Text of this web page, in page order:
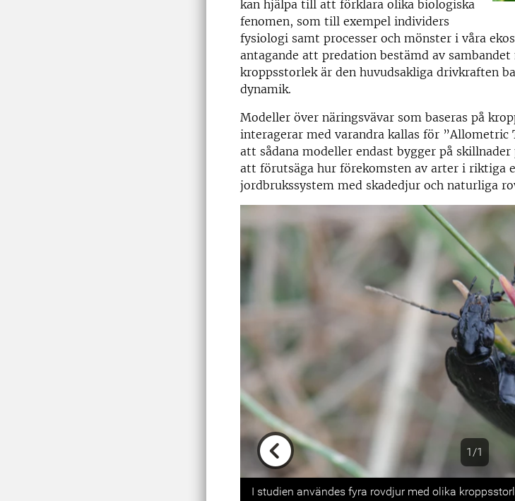
kan hjälpa till att förklara olika biologiska
fenomen, som till exempel individers
fysiologi samt processer och mönster i våra
antagande att predation bestämd av
kroppsstorlek är den huvudsakliga drivkraften
dynamik.
Modeller över näringsvävar som baseras på
interagerar med varandra kallas för
att sådana modeller endast bygger på
att förutsäga hur förekomsten av arter i riktiga
jordbrukssystem med skadedjur och naturliga
1/1
Previous
I studien användes fyra rovdjur med olika